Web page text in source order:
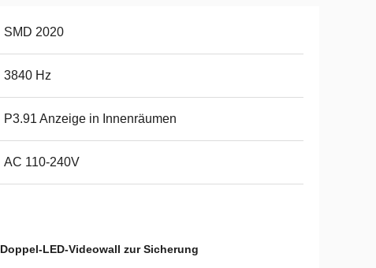
SMD 2020
3840 Hz
P3.91 Anzeige in Innenräumen
AC 110-240V
Doppel-LED-Videowall zur Sicherung